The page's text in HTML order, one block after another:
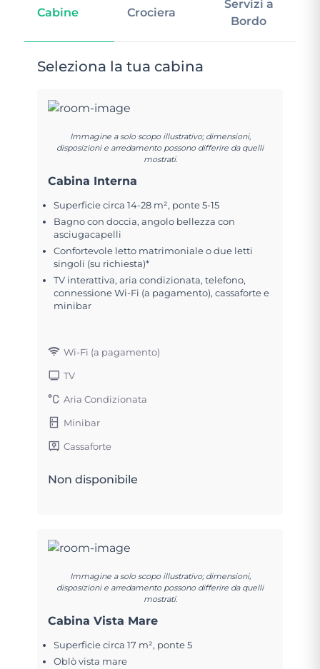
Cabine Crociera
Servizi a
Bordo
Seleziona la tua cabina
Immagine a solo scopo illustrativo; dimensioni,
disposizioni e arredamento possono differire da quelli
mostrati.
Cabina Interna
Superficie circa 14-28 m², ponte 5-15
Bagno con doccia, angolo bellezza con
asciugacapelli
Confortevole letto matrimoniale o due letti
singoli (su richiesta)*
TV interattiva, aria condizionata, telefono,
connessione Wi-Fi (a pagamento), cassaforte e
minibar
Wi-Fi (a pagamento)
TV
Aria Condizionata
Minibar
Cassaforte
Non disponibile
Immagine a solo scopo illustrativo; dimensioni,
disposizioni e arredamento possono differire da quelli
mostrati.
Cabina Vista Mare
Superficie circa 17 m², ponte 5
Oblò vista mare